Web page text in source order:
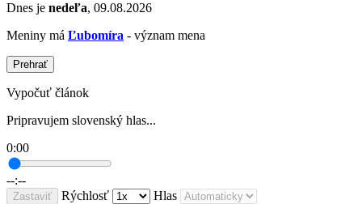
Dnes je nedeľa, 09.08.2026
Meniny má Ľubomíra - význam mena
Prehrať
Vypočuť článok
Pripravujem slovenský hlas...
0:00
--:--
Zastaviť Rýchlosť Hlas